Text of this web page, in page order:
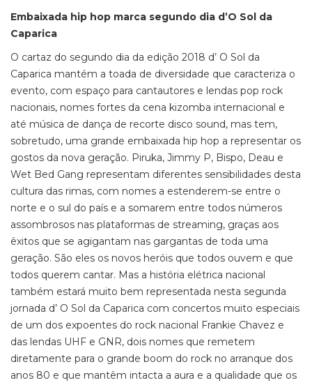
Embaixada hip hop marca segundo dia d’O Sol da
Caparica
O cartaz do segundo dia da edição 2018 d’ O Sol da
Caparica mantém a toada de diversidade que caracteriza o
evento, com espaço para cantautores e lendas pop rock
nacionais, nomes fortes da cena kizomba internacional e
até música de dança de recorte disco sound, mas tem,
sobretudo, uma grande embaixada hip hop a representar os
gostos da nova geração. Piruka, Jimmy P, Bispo, Deau e
Wet Bed Gang representam diferentes sensibilidades desta
cultura das rimas, com nomes a estenderem-se entre o
norte e o sul do país e a somarem entre todos números
assombrosos nas plataformas de streaming, graças aos
êxitos que se agigantam nas gargantas de toda uma
geração. São eles os novos heróis que todos ouvem e que
todos querem cantar. Mas a história elétrica nacional
também estará muito bem representada nesta segunda
jornada d’ O Sol da Caparica com concertos muito especiais
de um dos expoentes do rock nacional Frankie Chavez e
das lendas UHF e GNR, dois nomes que remetem
diretamente para o grande boom do rock no arranque dos
anos 80 e que mantêm intacta a aura e a qualidade que os